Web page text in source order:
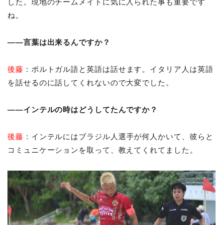
した。現地のチームメイトに気に入られた事も重要です
ね。
――言葉は出来るんですか？
後藤 ：ポルトガル語と英語は話せます。イタリア人は英語
を話せるのに話してくれないので大変でした。
――インテルの時はどうしてたんですか？
後藤 ：インテルにはブラジル人選手が何人かいて、彼らと
コミュニケーションを取って、教えてくれてました。